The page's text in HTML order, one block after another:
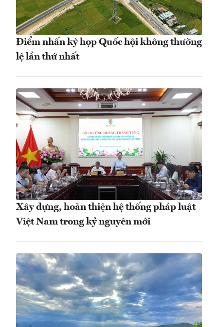
Điểm nhấn kỳ họp Quốc hội không thường
lệ lần thứ nhất
Xây dựng, hoàn thiện hệ thống pháp luật
Việt Nam trong kỷ nguyên mới